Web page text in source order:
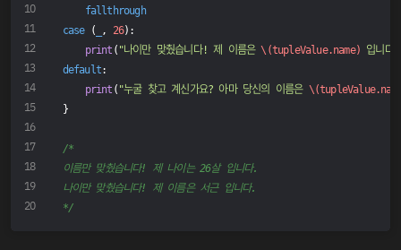
fallthrough
case ( , 26):
print ( "나이만 맞췄습니다! 제 이름은 \(tupleValue.name) 입니다
default:
print ( "누굴 찾고 계신가요? 아마 당신의 이름은
}
/*
이름만 맞췄습니다! 제 나이는 26살 입니다.
나이만 맞췄습니다! 제 이름은 서근 입니다.
*/